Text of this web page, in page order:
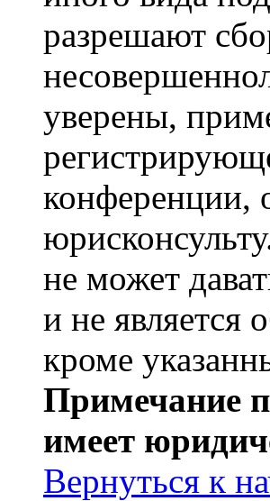
разрешают
уверены,
конференции,
не может
и не является
кроме
Примечание
имеет
Вернуться к